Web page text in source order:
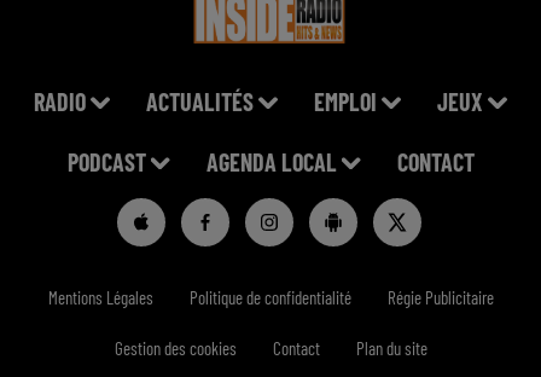
RADIO ACTUALITÉS EMPLOI JEUX
PODCAST AGENDA LOCAL CONTACT
Mentions Légales Politique de confidentialité Régie Publicitaire
Gestion des cookies Contact Plan du site